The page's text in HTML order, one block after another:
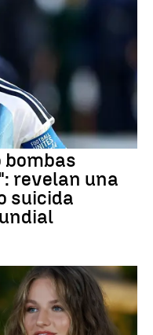
bombas
revelan una
suicida